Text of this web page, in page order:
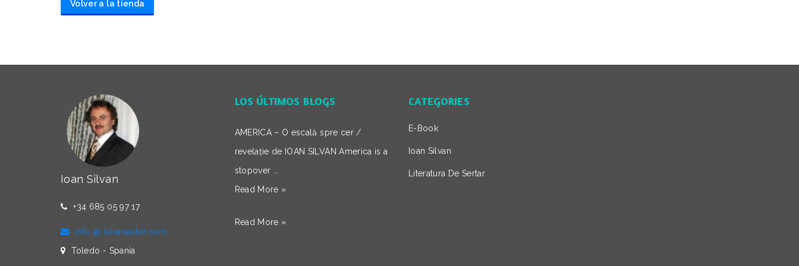
Volver a la tienda
Ioan Silvan
+34 685 05 97 17
info @ silvanautor.com
Toledo - Spania
LOS ÚLTIMOS BLOGS
AMERICA – O escală spre cer /
revelație de IOAN SILVAN America is a
stopover …
Read More »
Read More »
CATEGORIES
E-Book
Ioan Silvan
Literatura De Sertar